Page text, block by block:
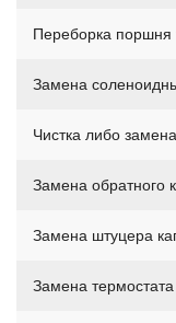
Переборка поршня
Замена
Чистка либо
Замена обратного
Замена штуцера
Замена термостата